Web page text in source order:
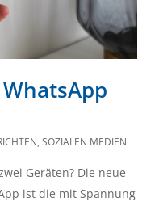
, SOZIALEN MEDIEN
Geräten? Die neue
ist die mit Spannung